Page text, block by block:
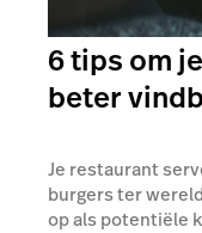
6 tips om
beter
Je restaurant
burgers ter
op als potentiële